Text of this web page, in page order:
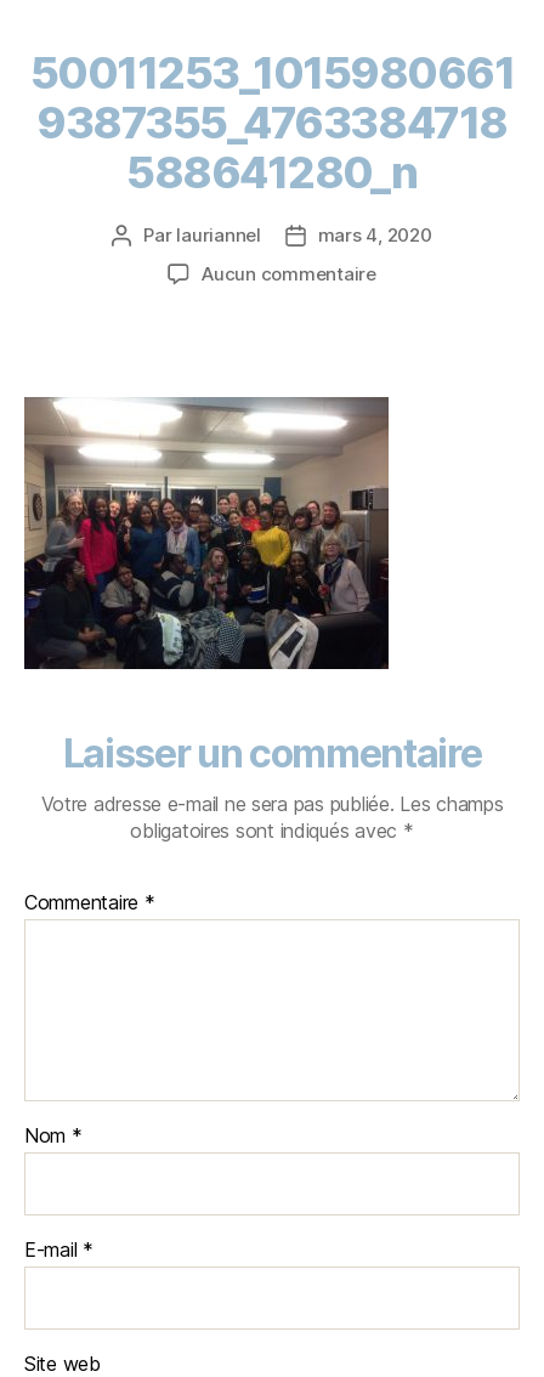
50011253_1015980661
9387355_4763384718
588641280_n
Par lauriannel
mars 4, 2020
Aucun commentaire
Laisser un commentaire
Votre adresse e-mail ne sera pas publiée. Les champs
obligatoires sont indiqués avec *
Commentaire *
Nom *
E-mail *
Site web